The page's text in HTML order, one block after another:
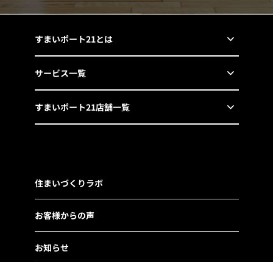
すまいポート21とは
サービス一覧
すまいポート21店舗一覧
住まいづくりラボ
お客様からの声
お知らせ